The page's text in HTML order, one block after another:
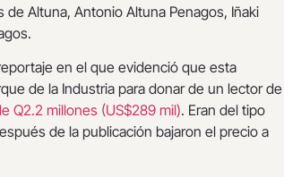
de Altuna, Antonio Altuna Penagos, Iñaki
en el que evidenció que esta
de la Industria para donar de un lector de
Q2.2 millones (US$289 mil). Eran del tipo
de la publicación bajaron el precio a